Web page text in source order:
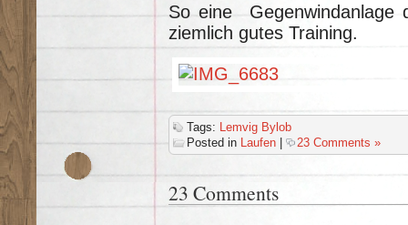
So eine Gegenwindanlage
ziemlich gutes Training.
Tags:
Lemvig Bylob
Posted in
Laufen 23 Comments »
23 Comments